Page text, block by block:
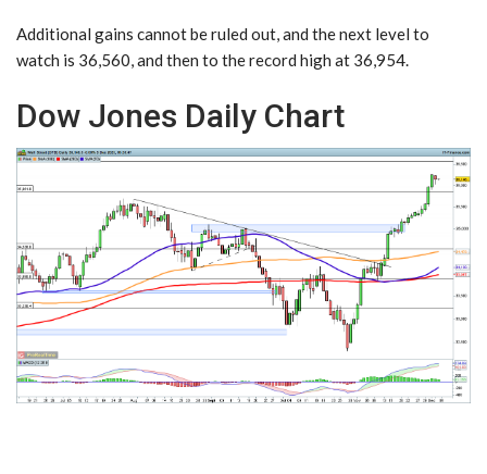
​​Additional gains cannot be ruled out, and the next level to
watch is 36,560, and then to the record high at 36,954.
Dow Jones Daily Chart